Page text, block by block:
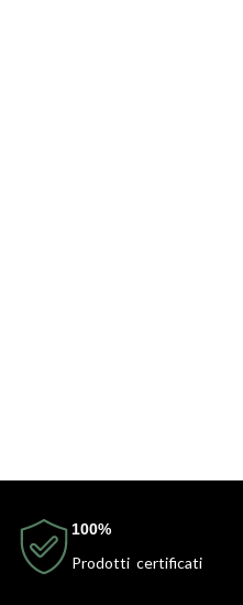
100%
Prodotti certificati